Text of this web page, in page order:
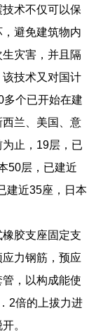
术不仅可以保
避免建筑物内
灾害，并且隔
技术又对国计
多个已开始在建
兰、美国、意
止，19层，已
50层，已建近
建近35座，日本
胶支座固定支
力钢筋，预应
，以构成能使
2倍的上拔力进
。